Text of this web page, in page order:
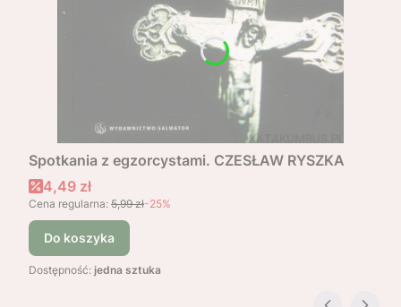
Spotkania z egzorcystami. CZESŁAW RYSZKA
Cena promocyjna
4,49 zł
Cena regularna: 5,99 zł-25%
Do koszyka
Dostępność: jedna sztuka